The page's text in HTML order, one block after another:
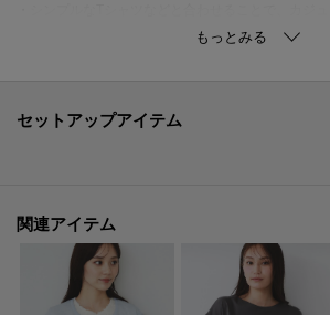
【素材】
・軽やかな編地の特性が、真夏の暑さでも快適に過
・マシンウォッシャブル対応なので、ご自宅で簡単
セットアップアイテム
関連アイテム